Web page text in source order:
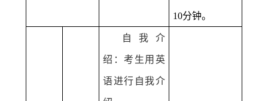
10分钟。
自我介
绍：考生用英
语进行自我介